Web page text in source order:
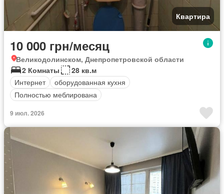
Квартира
10 000 грн/месяц
Великодолинском, Днепропетровской области
2 Комнаты
28 кв.м
Интернет
оборудованная кухня
Полностью меблирована
9 июл. 2026